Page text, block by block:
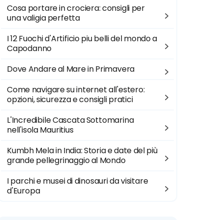
Cosa portare in crociera: consigli per
una valigia perfetta
I 12 Fuochi d'Artificio piu belli del mondo a
Capodanno
Dove Andare al Mare in Primavera
Come navigare su internet all'estero:
opzioni, sicurezza e consigli pratici
L'Incredibile Cascata Sottomarina
nell'isola Mauritius
Kumbh Mela in India: Storia e date del più
grande pellegrinaggio al Mondo
I parchi e musei di dinosauri da visitare
d'Europa